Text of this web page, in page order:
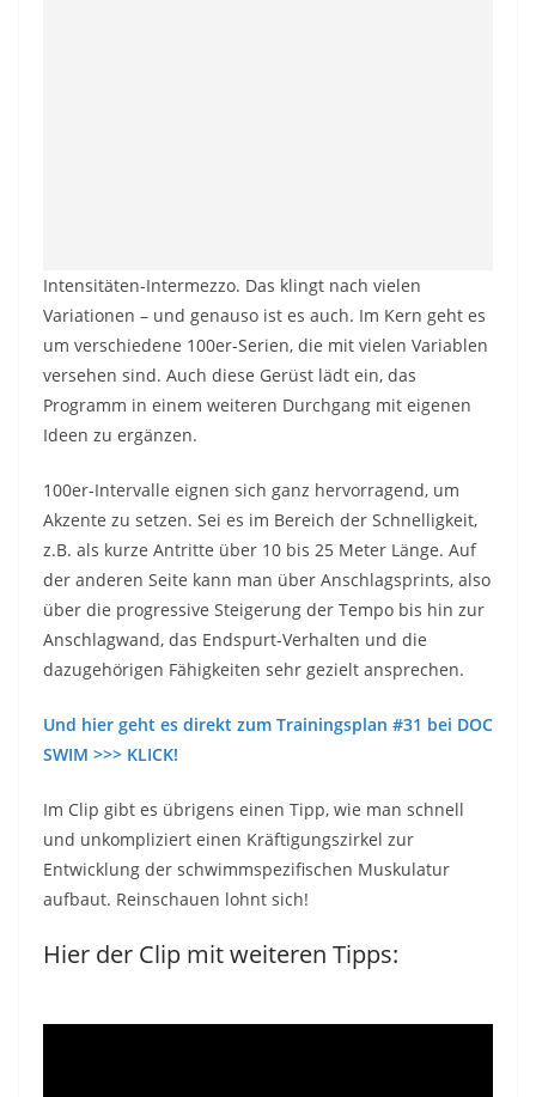
Intensitäten-Intermezzo. Das klingt nach vielen
Variationen – und genauso ist es auch. Im Kern geht es
um verschiedene 100er-Serien, die mit vielen Variablen
versehen sind. Auch diese Gerüst lädt ein, das
Programm in einem weiteren Durchgang mit eigenen
Ideen zu ergänzen.
100er-Intervalle eignen sich ganz hervorragend, um
Akzente zu setzen. Sei es im Bereich der Schnelligkeit,
z.B. als kurze Antritte über 10 bis 25 Meter Länge. Auf
der anderen Seite kann man über Anschlagsprints, also
über die progressive Steigerung der Tempo bis hin zur
Anschlagwand, das Endspurt-Verhalten und die
dazugehörigen Fähigkeiten sehr gezielt ansprechen.
Und hier geht es direkt zum Trainingsplan #31 bei DOC
SWIM >>> KLICK!
Im Clip gibt es übrigens einen Tipp, wie man schnell
und unkompliziert einen Kräftigungszirkel zur
Entwicklung der schwimmspezifischen Muskulatur
aufbaut. Reinschauen lohnt sich!
Hier der Clip mit weiteren Tipps: